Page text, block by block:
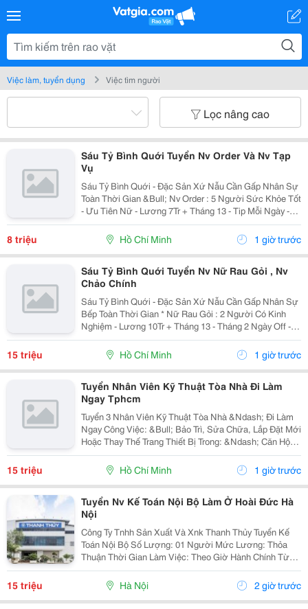
Việc làm, tuyển dụng Việc tìm người
Lọc nâng cao
Sáu Tỷ Bình Quới Tuyển Nv Order Và Nv Tạp
Vụ
Sáu Tỷ Bình Quới - Đặc Sản Xứ Nẫu Cần Gấp Nhân Sự
Toàn Thời Gian &Bull; Nv Order : 5 Người Sức Khỏe Tốt
- Ưu Tiên Nữ - Lương 7Tr + Tháng 13 - Tip Mỗi Ngày -
Có Ca Suốt Hoặc Ca Gãy - Tháng 2 Ngày Off - Lễ X 2 -
Được Nghỉ Tết Nđ ...
8 triệu Hồ Chí Minh 1 giờ trước
Sáu Tỷ Bình Quới Tuyển Nv Nữ Rau Gỏi , Nv
Chảo Chính
Sáu Tỷ Bình Quới - Đặc Sản Xứ Nẫu Cần Gấp Nhân Sự
Bếp Toàn Thời Gian * Nữ Rau Gỏi : 2 Người Có Kinh
Nghiệm - Lương 10Tr + Tháng 13 - Tháng 2 Ngày Off -
Lễ X 2 - Được Nghỉ Tết Nđ * Chảo Chính : 2 Người Có
Kinh Nghiệm + Sức Khỏe Tốt...
15 triệu Hồ Chí Minh 1 giờ trước
Tuyển Nhân Viên Kỹ Thuật Tòa Nhà Đi Làm
Ngay Tphcm
Tuyển 3 Nhân Viên Kỹ Thuật Tòa Nhà &Ndash; Đi Làm
Ngay Công Việc: &Bull; Bảo Trì, Sửa Chữa, Lắp Đặt Mới
Hoặc Thay Thế Trang Thiết Bị Trong: &Ndash; Căn Hộ
Dịch Vụ &Ndash; Nhà Trọ, Chung Cư Mini &Bull; Kiểm
Tra Và Xử Lý Sự Cố Phát Sinh...
15 triệu Hồ Chí Minh 1 giờ trước
Tuyển Nv Kế Toán Nội Bộ Làm Ở Hoài Đức Hà
Nội
Công Ty Tnhh Sản Xuất Và Xnk Thanh Thủy Tuyển Kế
Toán Nội Bộ Số Lượng: 01 Người Mức Lương: Thỏa
Thuận Thời Gian Làm Việc: Theo Giờ Hành Chính Từ
Thứ 2 Đến Thứ 7. Nội Dung Công Việc: - Làm Hợp Đồng
Mua Bán, Tính Lương Nhân Viên, Hợp...
15 triệu Hà Nội 2 giờ trước